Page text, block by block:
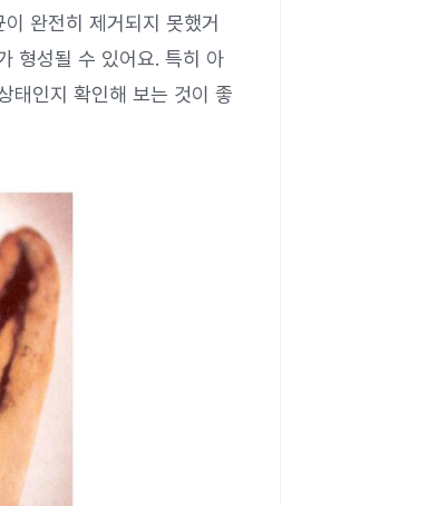
완전히 제거되지 못했거
형성될 수 있어요. 특히 아
태인지 확인해 보는 것이 좋